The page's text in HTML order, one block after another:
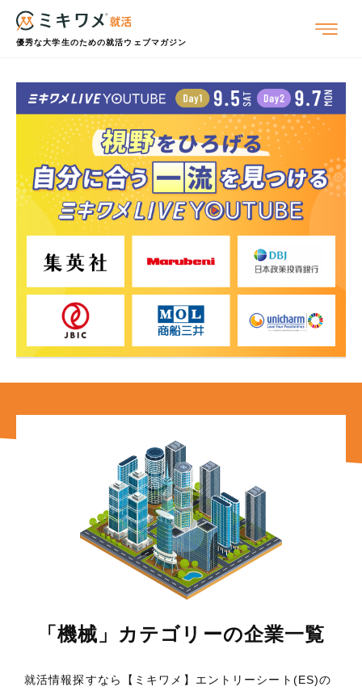
優秀な大学生のための就活ウェブマガジン
「機械」カテゴリーの企業一覧
就活情報探すなら【ミキワメ】エントリーシート(ES)の